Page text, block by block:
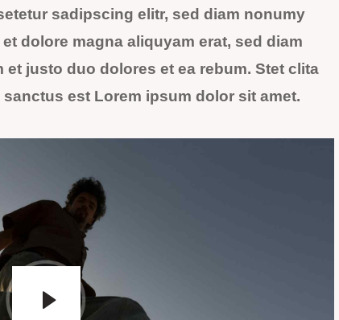
sadipscing elitr, sed diam nonumy
dolore magna aliquyam erat, sed diam
justo duo dolores et ea rebum. Stet clita
est Lorem ipsum dolor sit amet.